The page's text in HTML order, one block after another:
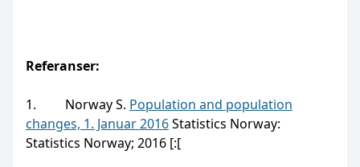
Referanser:
1. Norway S. Population and population
changes, 1. Januar 2016Statistics Norway:
Statistics Norway; 2016 [:[